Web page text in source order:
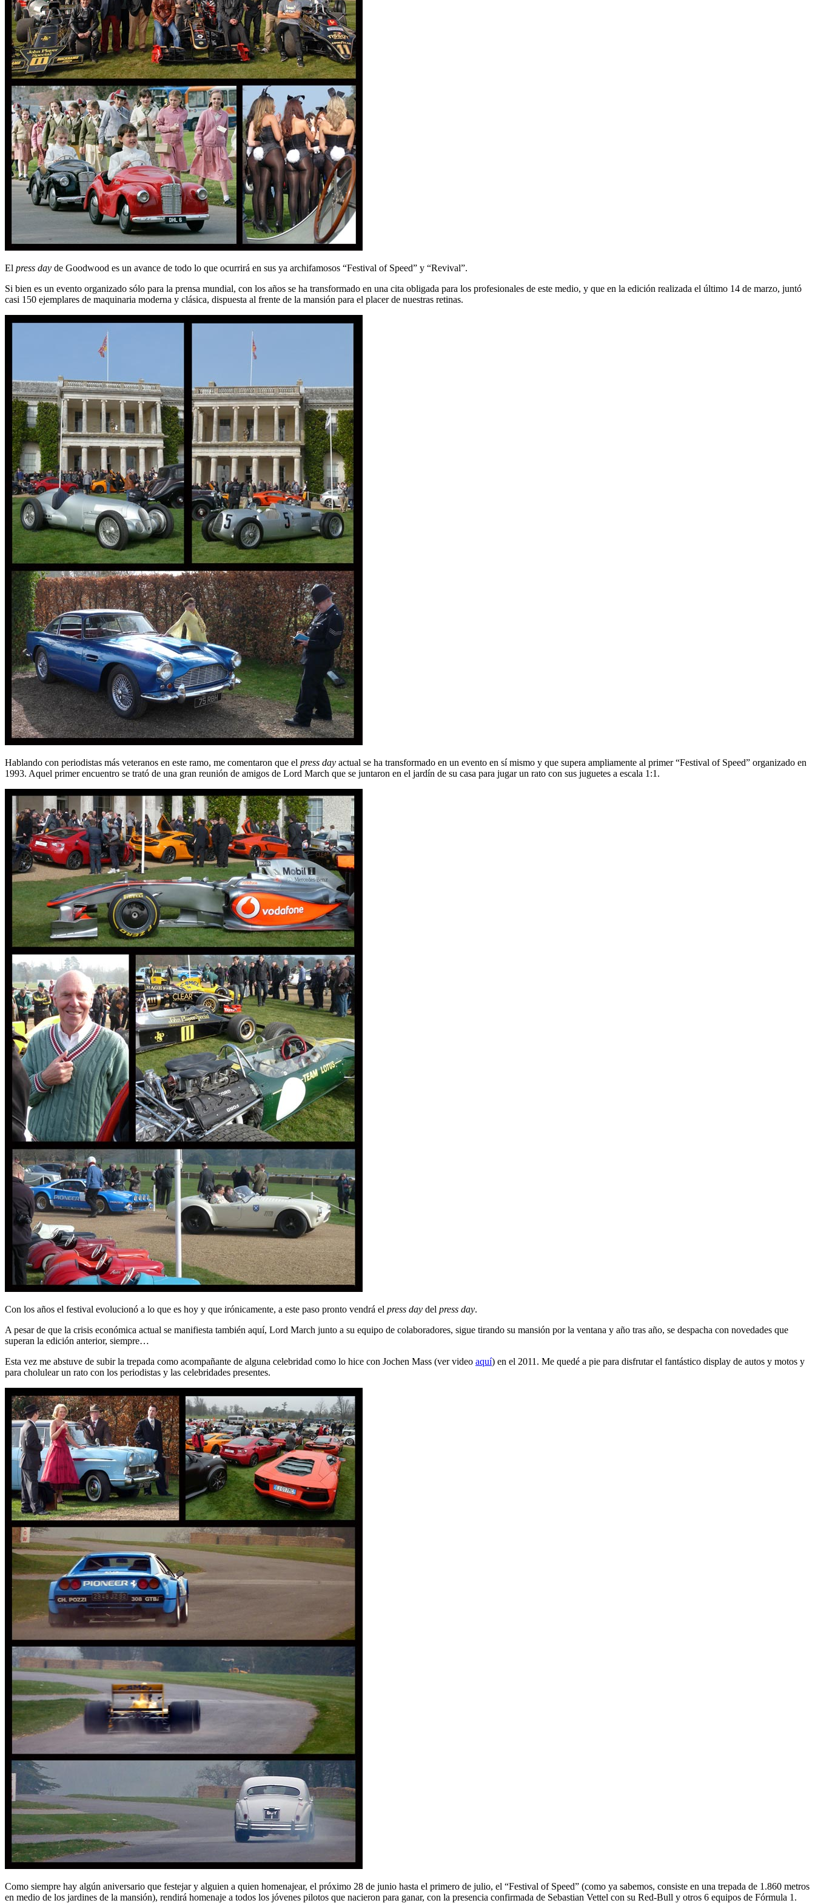
El press day de Goodwood es un avance de todo lo que ocurrirá en sus ya archifamosos “Festival of Speed” y “Revival”.
Si bien es un evento organizado sólo para la prensa mundial, con los años se ha transformado en una cita obligada para los profesionales de este medio, y que en la edición realizada el último 14 de marzo, juntó
casi 150 ejemplares de maquinaria moderna y clásica, dispuesta al frente de la mansión para el placer de nuestras retinas.
Hablando con periodistas más veteranos en este ramo, me comentaron que el press day actual se ha transformado en un evento en sí mismo y que supera ampliamente al primer “Festival of Speed” organizado en
1993. Aquel primer encuentro se trató de una gran reunión de amigos de Lord March que se juntaron en el jardín de su casa para jugar un rato con sus juguetes a escala 1:1.
Con los años el festival evolucionó a lo que es hoy y que irónicamente, a este paso pronto vendrá el press day del press day.
A pesar de que la crisis económica actual se manifiesta también aquí, Lord March junto a su equipo de colaboradores, sigue tirando su mansión por la ventana y año tras año, se despacha con novedades que
superan la edición anterior, siempre…
Esta vez me abstuve de subir la trepada como acompañante de alguna celebridad como lo hice con Jochen Mass (ver video aquí) en el 2011. Me quedé a pie para disfrutar el fantástico display de autos y motos y
para cholulear un rato con los periodistas y las celebridades presentes.
Como siempre hay algún aniversario que festejar y alguien a quien homenajear, el próximo 28 de junio hasta el primero de julio, el “Festival of Speed” (como ya sabemos, consiste en una trepada de 1.860 metros
en medio de los jardines de la mansión), rendirá homenaje a todos los jóvenes pilotos que nacieron para ganar, con la presencia confirmada de Sebastian Vettel con su Red-Bull y otros 6 equipos de Fórmula 1.